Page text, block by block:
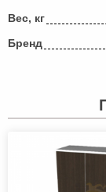
Вес, кг
Бренд